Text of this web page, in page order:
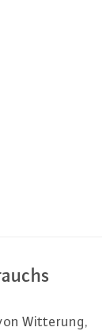
Witterung,